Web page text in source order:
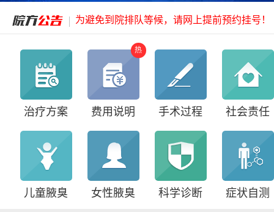
为避免到院排队等候，请网上提前预约挂号！
治疗方案
热
费用说明 手术过程 社会责任
儿童腋臭 女性腋臭 科学诊断 症状自测